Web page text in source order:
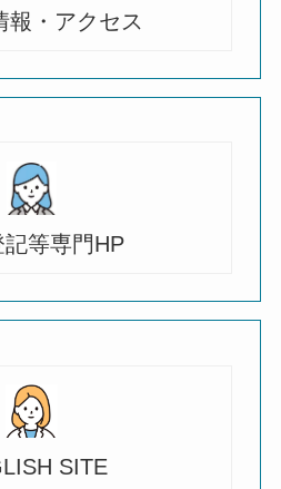
報・アクセス
等専門HP
SITE